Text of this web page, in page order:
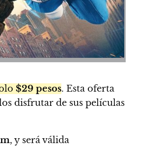
$29 pesos. Esta oferta
disfrutar de sus películas
, y será válida